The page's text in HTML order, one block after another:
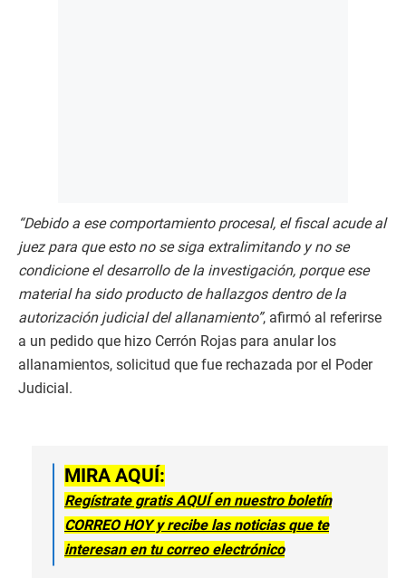
“Debido a ese comportamiento procesal, el fiscal acude al
juez para que esto no se siga extralimitando y no se
condicione el desarrollo de la investigación, porque ese
material ha sido producto de hallazgos dentro de la
autorización judicial del allanamiento”, afirmó al referirse
a un pedido que hizo Cerrón Rojas para anular los
allanamientos, solicitud que fue rechazada por el Poder
Judicial.
MIRA AQUÍ:
Regístrate gratis AQUÍ en nuestro boletín
CORREO HOY y recibe las noticias que te
interesan en tu correo electrónico